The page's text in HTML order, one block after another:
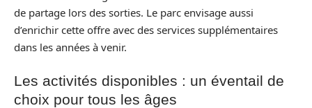
de partage lors des sorties. Le parc envisage aussi
d’enrichir cette offre avec des services supplémentaires
dans les années à venir.
Les activités disponibles : un éventail de
choix pour tous les âges